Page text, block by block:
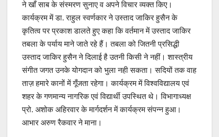
ने खाँ साब के संस्मरण सुनाए व अपने विचार व्यक्त किए।
कार्यक्रम में डा. राहुल स्वर्णकार ने उस्ताद जाकिर हुसैन के
कृतित्व पर प्रकाश डालते हुए कहा कि वर्तमान में उस्ताद जाकिर
तबला के पर्याय माने जाते रहे हैं। तबला को जितनी प्रसिद्धी
उस्ताद जाकिर हुसैन ने दिलाई है उतनी किसी ने नहीं। शास्त्रीय
संगीत जगत उनके योगदान को भुला नही सकता। सदियों तक वाह
ताज़ हमारे कानों में गूँजता रहेगा। कार्यक्रम में विश्वविद्यालय एवं
शहर के गणमान्य नागरिक एवं विद्यार्थी उपस्थित थे। विभागाध्यक्ष
प्रो. अशोक अहिरवार के मार्गदर्शन में कार्यक्रम संपन्न हुआ।
आभार अरुण रैकवार ने माना।